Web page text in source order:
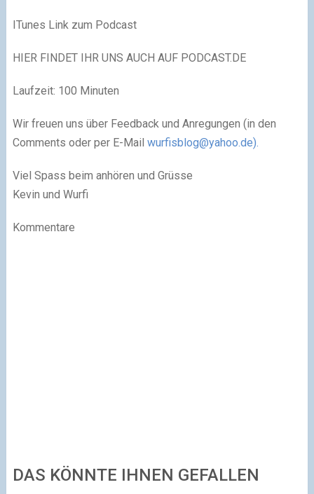
ITunes Link zum Podcast
HIER FINDET IHR UNS AUCH AUF PODCAST.DE
Laufzeit: 100 Minuten
Wir freuen uns über Feedback und Anregungen (in den
Comments oder per E-Mail wurfisblog@yahoo.de).
Viel Spass beim anhören und Grüsse
Kevin und Wurfi
Kommentare
DAS KÖNNTE IHNEN GEFALLEN